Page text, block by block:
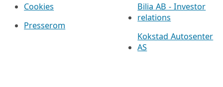
Cookies
Presserom
Bilia AB - Investor
relations
Kokstad Autosenter
AS